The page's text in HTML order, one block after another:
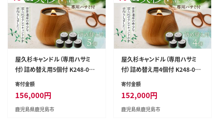
屋久杉キャンドル（専用ハサミ
付）詰め替え用5個付 K248-002
寄付金額
156,000円
鹿児島県鹿児島市
屋久杉キャンドル（専用ハサミ
付）詰め替え用4個付 K248-002
寄付金額
152,000円
鹿児島県鹿児島市